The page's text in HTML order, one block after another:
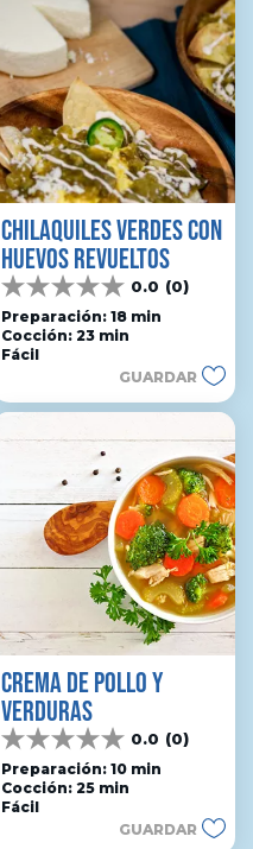
CHILAQUILES VERDES CON
HUEVOS REVUELTOS
0.0 (0)
0.0
de
5
estrellas.
Preparación: 18 min
Cocción: 23 min
Fácil
GUARDAR
CREMA DE POLLO Y
VERDURAS
0.0 (0)
0.0
de
5
estrellas.
Preparación: 10 min
Cocción: 25 min
Fácil
GUARDAR